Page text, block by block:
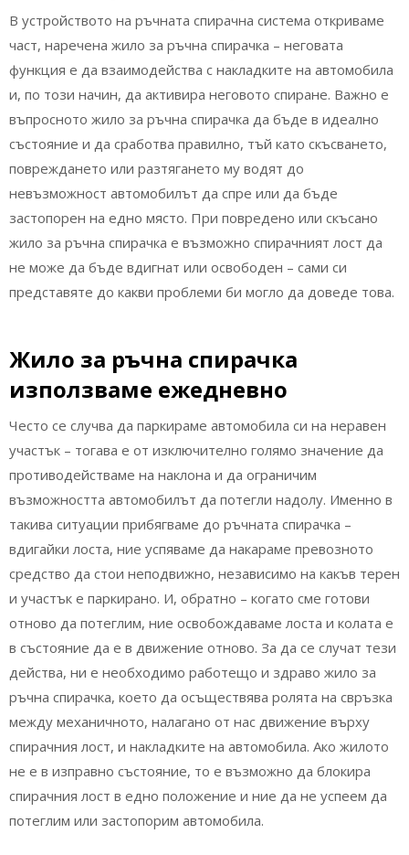
В устройството на ръчната спирачна система откриваме
част, наречена жило за ръчна спирачка – неговата
функция е да взаимодейства с накладките на автомобила
и, по този начин, да активира неговото спиране. Важно е
въпросното жило за ръчна спирачка да бъде в идеално
състояние и да сработва правилно, тъй като скъсването,
повреждането или разтягането му водят до
невъзможност автомобилът да спре или да бъде
застопорен на едно място. При повредено или скъсано
жило за ръчна спирачка е възможно спирачният лост да
не може да бъде вдигнат или освободен – сами си
представяте до какви проблеми би могло да доведе това.
Жило за ръчна спирачка
използваме ежедневно
Често се случва да паркираме автомобила си на неравен
участък – тогава е от изключително голямо значение да
противодействаме на наклона и да ограничим
възможността автомобилът да потегли надолу. Именно в
такива ситуации прибягваме до ръчната спирачка –
вдигайки лоста, ние успяваме да накараме превозното
средство да стои неподвижно, независимо на какъв терен
и участък е паркирано. И, обратно – когато сме готови
отново да потеглим, ние освобождаваме лоста и колата е
в състояние да е в движение отново. За да се случат тези
действа, ни е необходимо работещо и здраво жило за
ръчна спирачка, което да осъществява ролята на свръзка
между механичното, налагано от нас движение върху
спирачния лост, и накладките на автомобила. Ако жилото
не е в изправно състояние, то е възможно да блокира
спирачния лост в едно положение и ние да не успеем да
потеглим или застопорим автомобила.